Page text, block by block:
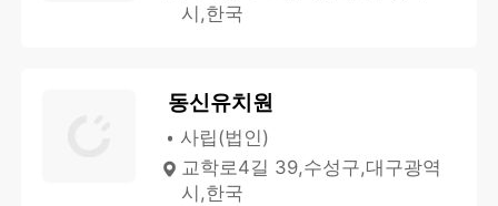
시,한국
동신유치원
사립(법인)
교학로4길 39,수성구,대구광역
시,한국